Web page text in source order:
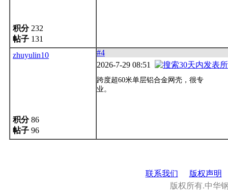
积分232
帖子 131
zhuyulin10
积分86
帖子 96
#4
2026-7-29 08:51
跨度超60米单层铝合金网壳，很专
业。
联系我们
版权声明
版权所有.中华